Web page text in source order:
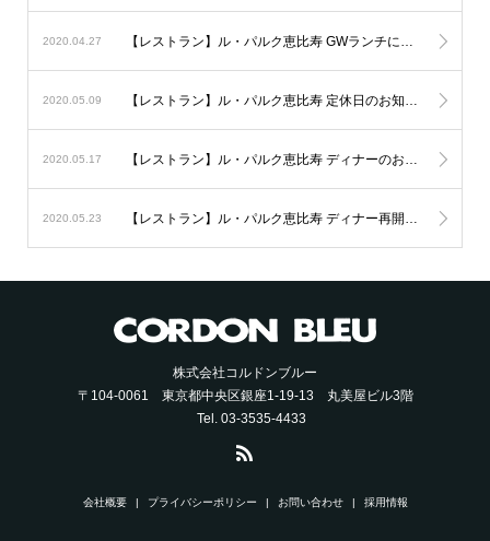
2020.04.27 【レストラン】ル・パルク恵比寿 GWランチについて。
2020.05.09 【レストラン】ル・パルク恵比寿 定休日のお知らせ。
2020.05.17 【レストラン】ル・パルク恵比寿 ディナーのお知らせ。
2020.05.23 【レストラン】ル・パルク恵比寿 ディナー再開のお知らせ。
株式会社コルドンブルー
〒104-0061 東京都中央区銀座1-19-13 丸美屋ビル3階
Tel. 03-3535-4433
会社概要 プライバシーポリシー お問い合わせ 採用情報